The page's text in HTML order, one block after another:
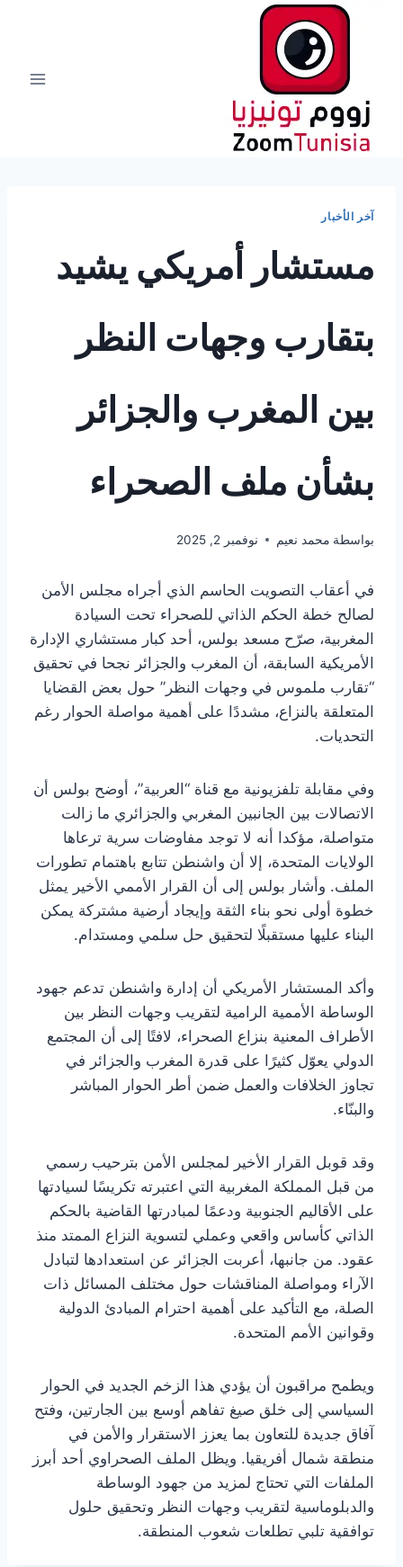
آخر الأخبار
مستشار أمريكي يشيد
بتقارب وجهات النظر
بين المغرب والجزائر
بشأن ملف الصحراء
بواسطة محمد نعيم نوفمبر 2, 2025
في أعقاب التصويت الحاسم الذي أجراه مجلس الأمن
لصالح خطة الحكم الذاتي للصحراء تحت السيادة
المغربية، صرّح مسعد بولس، أحد كبار مستشاري الإدارة
الأمريكية السابقة، أن المغرب والجزائر نجحا في تحقيق
“تقارب ملموس في وجهات النظر” حول بعض القضايا
المتعلقة بالنزاع، مشددًا على أهمية مواصلة الحوار رغم
التحديات.
وفي مقابلة تلفزيونية مع قناة “العربية”، أوضح بولس أن
الاتصالات بين الجانبين المغربي والجزائري ما زالت
متواصلة، مؤكدا أنه لا توجد مفاوضات سرية ترعاها
الولايات المتحدة، إلا أن واشنطن تتابع باهتمام تطورات
الملف. وأشار بولس إلى أن القرار الأممي الأخير يمثل
خطوة أولى نحو بناء الثقة وإيجاد أرضية مشتركة يمكن
البناء عليها مستقبلًا لتحقيق حل سلمي ومستدام.
وأكد المستشار الأمريكي أن إدارة واشنطن تدعم جهود
الوساطة الأممية الرامية لتقريب وجهات النظر بين
الأطراف المعنية بنزاع الصحراء، لافتًا إلى أن المجتمع
الدولي يعوّل كثيرًا على قدرة المغرب والجزائر في
تجاوز الخلافات والعمل ضمن أطر الحوار المباشر
والبنّاء.
وقد قوبل القرار الأخير لمجلس الأمن بترحيب رسمي
من قبل المملكة المغربية التي اعتبرته تكريسًا لسيادتها
على الأقاليم الجنوبية ودعمًا لمبادرتها القاضية بالحكم
الذاتي كأساس واقعي وعملي لتسوية النزاع الممتد منذ
عقود. من جانبها، أعربت الجزائر عن استعدادها لتبادل
الآراء ومواصلة المناقشات حول مختلف المسائل ذات
الصلة، مع التأكيد على أهمية احترام المبادئ الدولية
وقوانين الأمم المتحدة.
ويطمح مراقبون أن يؤدي هذا الزخم الجديد في الحوار
السياسي إلى خلق صيغ تفاهم أوسع بين الجارتين، وفتح
آفاق جديدة للتعاون بما يعزز الاستقرار والأمن في
منطقة شمال أفريقيا. ويظل الملف الصحراوي أحد أبرز
الملفات التي تحتاج لمزيد من جهود الوساطة
والدبلوماسية لتقريب وجهات النظر وتحقيق حلول
توافقية تلبي تطلعات شعوب المنطقة.